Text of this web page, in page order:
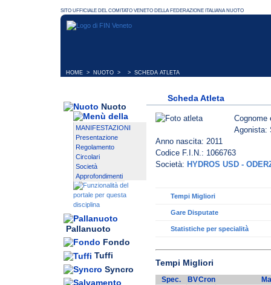
HOME > NUOTO > > SCHEDA ATLETA
Nuoto
MANIFESTAZIONI
Presentazione
Regolamento
Circolari
Società
Approfondimenti
Pallanuoto
Fondo
Tuffi
Syncro
Scheda Atleta
Agonista:
Anno nascita: 2011
Codice F.I.N.: 1066763
Società: HYDROS USD -
Tempi Migliori
Gare Disputate
Statistiche per specialità
Tempi Migliori
Spec. BVCron